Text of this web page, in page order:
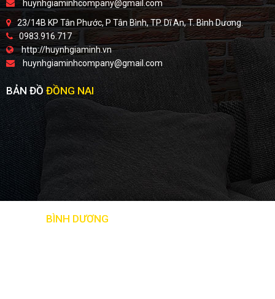
huynhgiaminhcompany@gmail.com
23/14B KP Tân Phước, P Tân Bình, TP. Dĩ An, T. Bình Dương.
0983.916.717
http://huynhgiaminh.vn
huynhgiaminhcompany@gmail.com
BẢN ĐỒĐỒNG NAI
BÌNH DƯƠNG